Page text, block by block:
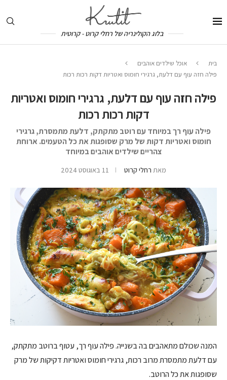
בלוג הקולינריה של רחלי קרוט - קרוטית
בית
אוכל שילדים אוהבים
פילה חזה עוף עם דלעת, גרגירי חומוס ואטריות דקות רכות רכות
פילה חזה עוף עם דלעת, גרגירי חומוס ואטריות
דקות רכות רכות
פילה עוף רך במיוחד עם רוטב מתקתק, דלעת מתמסרת, גרגירי
חומוס ואטריות דקות של מרק שסופגות את כל הטעמים. ארוחת
צהריים שילדים אוהבים במיוחד
מאת רחלי קרוט 11 באוגוסט 2024
המנה שכולם מתאהבים בה בשנייה. פילה עוף רך, עטוף ברוטב מתקתק,
עם דלעת מתמסרת מרוב רכות, גרגירי חומוס ואטריות דקיקות של מרק
שסופגות את כל הרוטב.